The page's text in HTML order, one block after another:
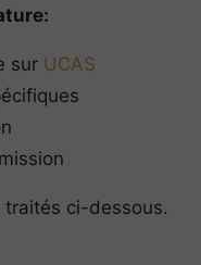
sur UCAS
ci-dessous.